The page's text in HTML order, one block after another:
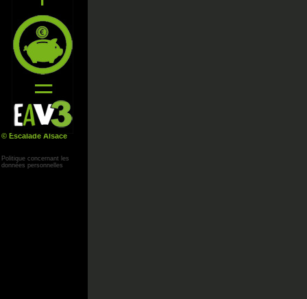
© Escalade Alsace
Politique concernant les
données personnelles